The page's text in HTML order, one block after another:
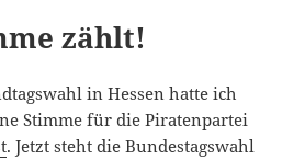
zählt!
in Hessen hatte ich
Stimme für die Piratenpartei
. Jetzt steht die Bundestagswahl